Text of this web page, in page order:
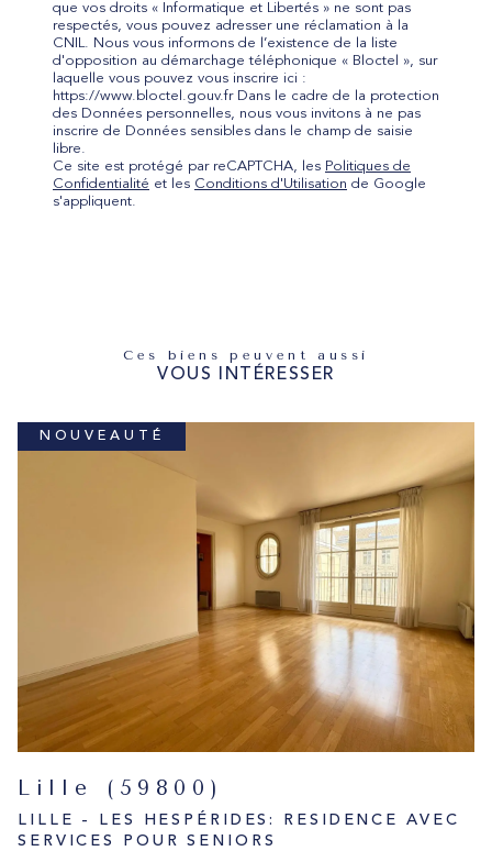
que vos droits « Informatique et Libertés » ne sont pas
respectés, vous pouvez adresser une réclamation à la
CNIL. Nous vous informons de l’existence de la liste
d'opposition au démarchage téléphonique « Bloctel », sur
laquelle vous pouvez vous inscrire ici :
https://www.bloctel.gouv.fr Dans le cadre de la protection
des Données personnelles, nous vous invitons à ne pas
inscrire de Données sensibles dans le champ de saisie
libre.
Ce site est protégé par reCAPTCHA, les Politiques de
Confidentialité et les Conditions d'Utilisation de Google
s'appliquent.
Ces biens peuvent aussi
VOUS INTÉRESSER
NOUVEAUTÉ
Lille (59800)
LILLE - LES HESPÉRIDES: RESIDENCE AVEC
SERVICES POUR SENIORS